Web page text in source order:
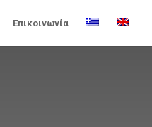
Επικοινωνία